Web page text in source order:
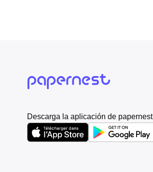
Descarga la aplicación de papernest